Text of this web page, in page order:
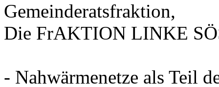
Gemeinderatsfraktion,
Die FrAKTION LINKE
- Nahwärmenetze als Teil